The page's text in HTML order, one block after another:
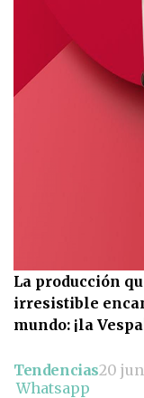
La producción
irresistible
mundo: ¡la
Tendencias20
Whatsapp